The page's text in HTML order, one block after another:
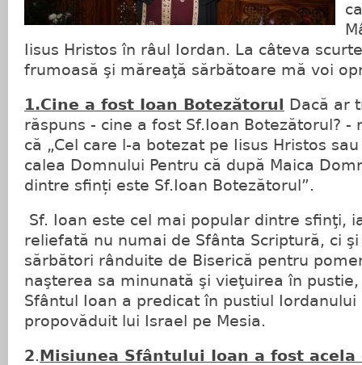
Iisus Hristos în râul Iordan. La câteva
frumoasă şi măreaţă sărbătoare mă voi
1.Cine a fost Ioan Botezătorul
Dacă ar
răspuns - cine a fost Sf.Ioan Botezătorul? -
că „Cel care l-a botezat pe Iisus Hristos
calea Domnului Pentru că după Maica
dintre sfinți este Sf.Ioan Botezătorul”.
Sf. Ioan este cel mai popular dintre sfinţi,
reliefată nu numai de Sfânta Scriptură, ci
sărbători rânduite de Biserică pentru
naşterea sa minunată şi vieţuirea în
Sfântul Ioan a predicat în pustiul
propovăduit lui Israel pe Mesia.
2. Misiunea Sfântului Ioan a fost